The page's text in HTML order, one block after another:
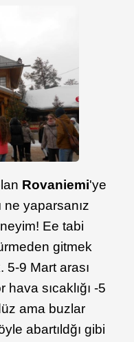
Rovaniemi'ye
ne yaparsanız
Ee tabi
gitmek
5-9 Mart arası
hava sıcaklığı -5
ama buzlar
abartıldğı gibi